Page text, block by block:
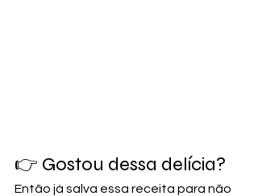
👉 Gostou dessa delícia?
Então já salva essa receita para não